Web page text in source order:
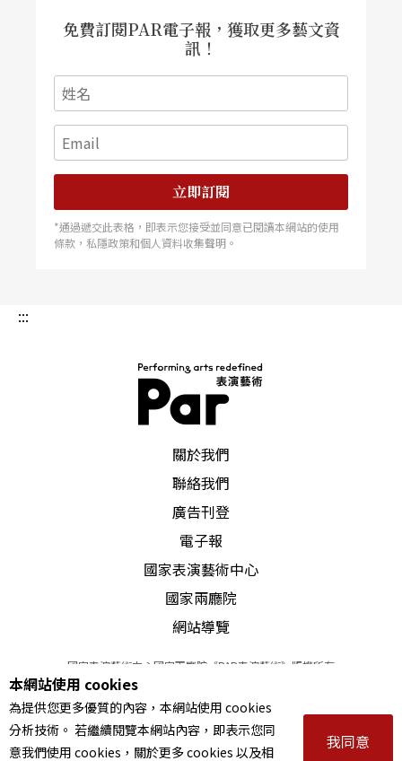
免費訂閱PAR電子報，獲取更多藝文資
訊！
立即訂閱
*通過遞交此表格，即表示您接受並同意已閱讀本網站的使用
條款，私隱政策和個人資料收集聲明。
:::
關於我們
聯絡我們
廣告刊登
電子報
國家表演藝術中心
國家兩廳院
網站導覽
國家表演藝術中心國家兩廳院《PAR表演藝術》版權所有
© 2022Performing arts redefined. All Rights Reserved
統一編號 Tax Id number 00973926
本站所提供相關演出資訊，如有異動應以主辦單位公告為準。
服務條款｜隱私權聲明｜著作權聲明
本網站使用 cookies
為提供您更多優質的內容，本網站使用 cookies
分析技術。 若繼續閱覽本網站內容，即表示您同
意我們使用 cookies，關於更多 cookies 以及相
我同意